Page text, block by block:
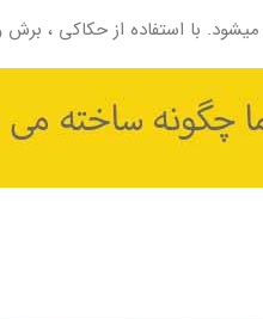
با استفاده از حکاکی ،